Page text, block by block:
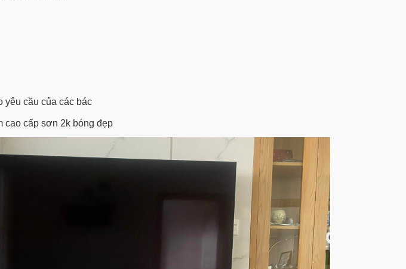
yêu cầu của các bác
cao cấp sơn 2k bóng đẹp